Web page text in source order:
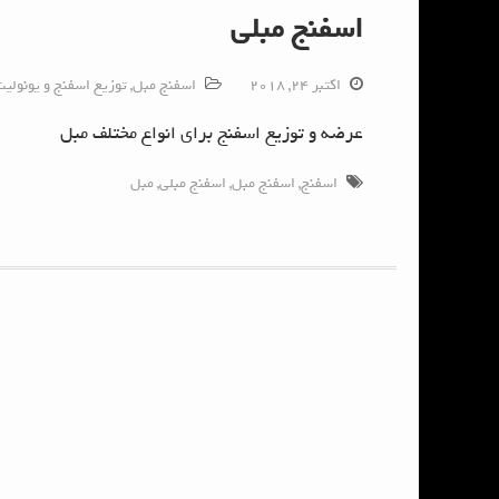
اسفنج مبلی
اکتبر 24, 2018 اسفنج مبل,توزیع اسفنج و
عرضه و توزیع اسفنج برای انواع مختلف مبل
اسفنج,اسفنج مبل,اسفنج مبلی,مبل